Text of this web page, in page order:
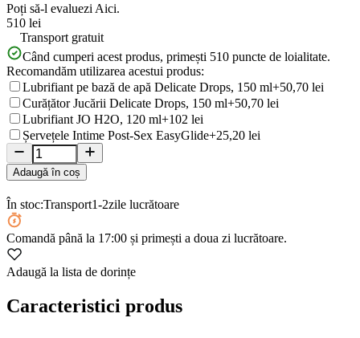
Poți să-l evaluezi Aici.
510 lei
Transport gratuit
Când cumperi acest produs, primești 510 puncte de loialitate.
Recomandăm utilizarea acestui produs:
Lubrifiant pe bază de apă Delicate Drops, 150 ml+50,70 lei
Curățător Jucării Delicate Drops, 150 ml+50,70 lei
Lubrifiant JO H2O, 120 ml+102 lei
Șervețele Intime Post-Sex EasyGlide+25,20 lei
Adaugă în coș
În stoc:Transport1-2zile lucrătoare
Comandă până la 17:00 și primești a doua zi lucrătoare.
Adaugă la lista de dorințe
Caracteristici produs